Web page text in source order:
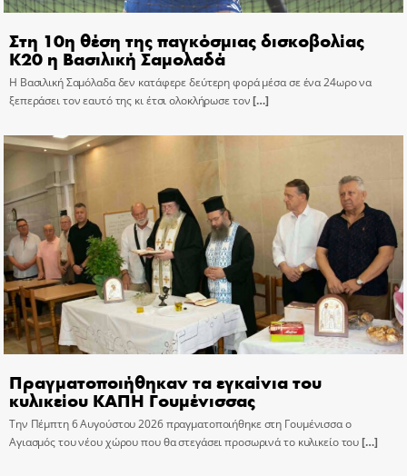
Στη 10η θέση της παγκόσμιας δισκοβολίας
Κ20 η Βασιλική Σαμολαδά
Η Βασιλική Σαμόλαδα δεν κατάφερε δεύτερη φορά μέσα σε ένα 24ωρο να
ξεπεράσει τον εαυτό της κι έτσι ολοκλήρωσε τον[…]
Πραγματοποιήθηκαν τα εγκαίνια του
κυλικείου ΚΑΠΗ Γουμένισσας
Την Πέμπτη 6 Αυγούστου 2026 πραγματοποιήθηκε στη Γουμένισσα ο
Αγιασμός του νέου χώρου που θα στεγάσει προσωρινά το κυλικείο του[…]